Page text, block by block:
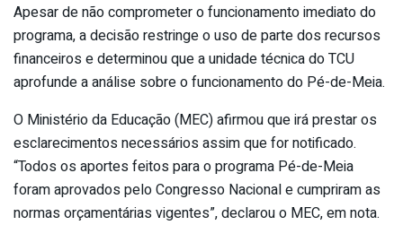
Apesar de não comprometer o funcionamento imediato do
programa, a decisão restringe o uso de parte dos recursos
financeiros e determinou que a unidade técnica do TCU
aprofunde a análise sobre o funcionamento do Pé-de-Meia.
O Ministério da Educação (MEC) afirmou que irá prestar os
esclarecimentos necessários assim que for notificado.
“Todos os aportes feitos para o programa Pé-de-Meia
foram aprovados pelo Congresso Nacional e cumpriram as
normas orçamentárias vigentes”, declarou o MEC, em nota.